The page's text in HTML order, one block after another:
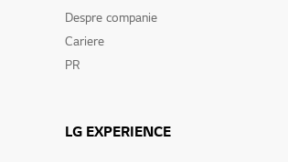
Despre companie
Cariere
PR
LG EXPERIENCE